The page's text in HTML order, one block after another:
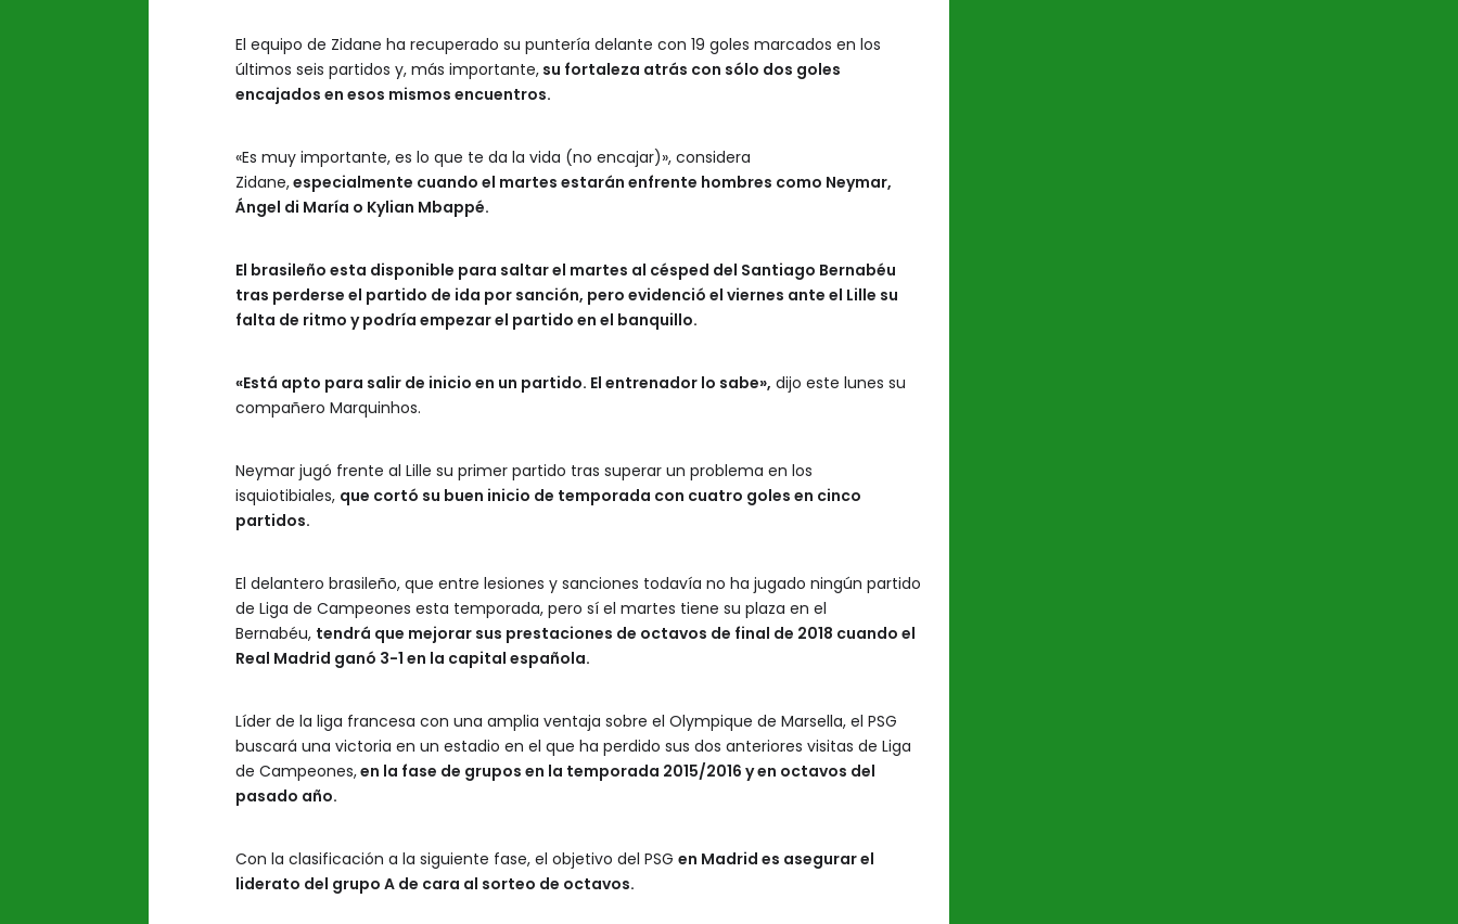
El equipo de Zidane ha recuperado su puntería delante con 19 goles marcados en los
últimos seis partidos y, más importante, su fortaleza atrás con sólo dos goles
encajados en esos mismos encuentros.
«Es muy importante, es lo que te da la vida (no encajar)», considera
Zidane,especialmente cuando el martes estarán enfrente hombres como Neymar,
Ángel di María o Kylian Mbappé.
El brasileño esta disponible para saltar el martes al césped del Santiago Bernabéu
tras perderse el partido de ida por sanción, pero evidenció el viernes ante el Lille su
falta de ritmo y podría empezar el partido en el banquillo.
«Está apto para salir de inicio en un partido. El entrenador lo sabe», dijo este lunes su
compañero Marquinhos.
Neymar jugó frente al Lille su primer partido tras superar un problema en los
isquiotibiales, que cortó su buen inicio de temporada con cuatro goles en cinco
partidos.
El delantero brasileño, que entre lesiones y sanciones todavía no ha jugado ningún partido
de Liga de Campeones esta temporada, pero sí el martes tiene su plaza en el
Bernabéu, tendrá que mejorar sus prestaciones de octavos de final de 2018 cuando el
Real Madrid ganó 3-1 en la capital española.
Líder de la liga francesa con una amplia ventaja sobre el Olympique de Marsella, el PSG
buscará una victoria en un estadio en el que ha perdido sus dos anteriores visitas de Liga
de Campeones,en la fase de grupos en la temporada 2015/2016 y en octavos del
pasado año.
Con la clasificación a la siguiente fase, el objetivo del PSG en Madrid es asegurar el
liderato del grupo A de cara al sorteo de octavos.